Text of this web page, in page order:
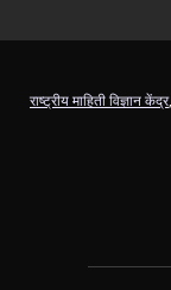
राष्ट्रीय माहिती विज्ञान केंद्र,